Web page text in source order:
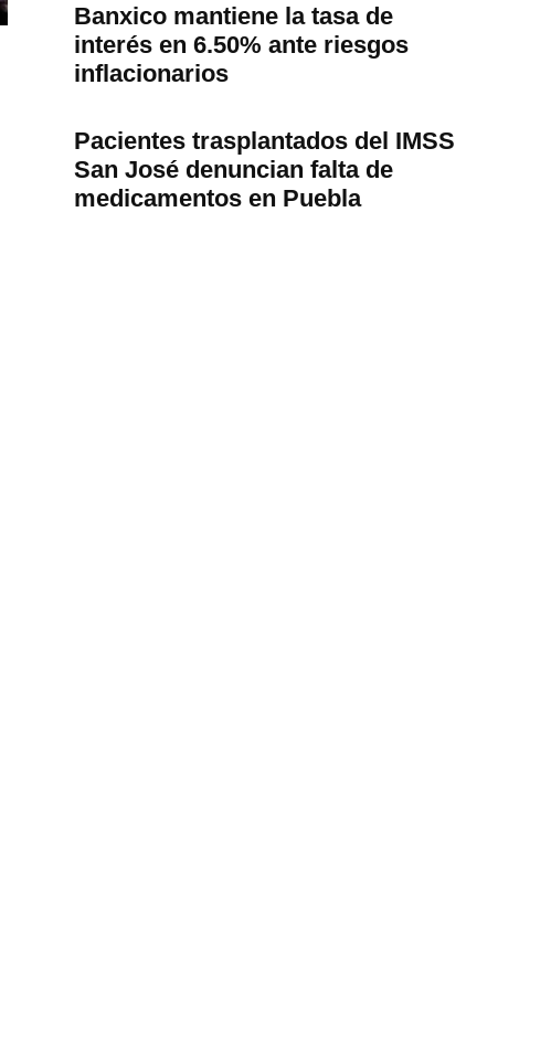
Banxico mantiene la tasa de
interés en 6.50% ante riesgos
inflacionarios
Pacientes trasplantados del IMSS
San José denuncian falta de
medicamentos en Puebla